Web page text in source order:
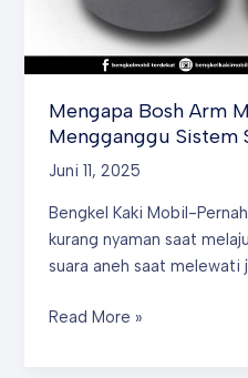
Rusak
Mengapa Bosh Arm
Mengganggu Sistem
Juni 11, 2025
Bengkel Kaki Mobil-
kurang nyaman saat
suara aneh saat melewati
Mengapa
Read More »